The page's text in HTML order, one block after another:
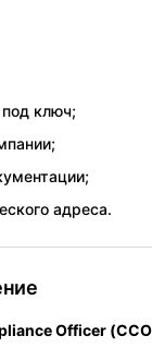
ключ;
адреса.
Officer